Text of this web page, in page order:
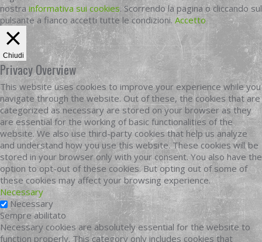
nostrainformativa sui cookies. Scorrendo la pagina o cliccando sul
pulsante a fianco accetti tutte le condizioni. Accetto
Chiudi
Privacy Overview
This website uses cookies to improve your experience while you
navigate through the website. Out of these, the cookies that are
categorized as necessary are stored on your browser as they
are essential for the working of basic functionalities of the
website. We also use third-party cookies that help us analyze
and understand how you use this website. These cookies will be
stored in your browser only with your consent. You also have the
option to opt-out of these cookies. But opting out of some of
these cookies may affect your browsing experience.
Necessary
Necessary
Sempre abilitato
Necessary cookies are absolutely essential for the website to
function properly. This category only includes cookies that